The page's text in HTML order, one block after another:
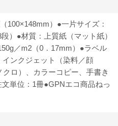
100×148mm）●一片サイズ：
）●材質：上質紙（マット紙）
／m2（0．17mm）●ラベル
ンクジェット（染料／顔
ロ）、カラーコピー、手書き
単位：1冊●GPNエコ商品ねっ